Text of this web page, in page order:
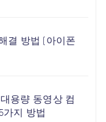
결 방법 (아이폰
용량 동영상 컴
지 방법